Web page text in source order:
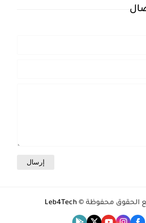
الحقوق محفوظة © Leb4Tech